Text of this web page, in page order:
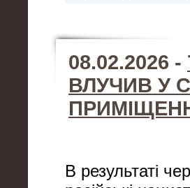
08.02.2026 -
ВЛУЧИВ У
В результаті